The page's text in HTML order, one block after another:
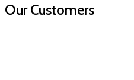
Our Customers